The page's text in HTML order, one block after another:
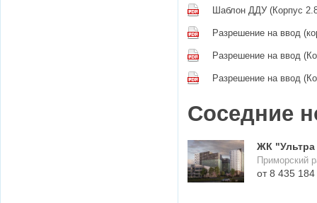
Шаблон ДДУ (Корпус
Разрешение на ввод
Разрешение на ввод
Разрешение на ввод
Соседние
ЖК "Ультра
Приморский